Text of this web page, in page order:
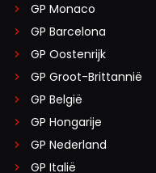
GP Monaco
GP Barcelona
GP Oostenrijk
GP Groot-Brittannië
GP België
GP Hongarije
GP Nederland
GP Italië